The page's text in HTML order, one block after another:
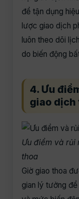
để tận dụng
lược giao dịch
luôn theo dõi
do biến động
4. Ưu
giao dịch
Ưu điểm và
thoa
Giờ giao thoa
gian lý tưởng